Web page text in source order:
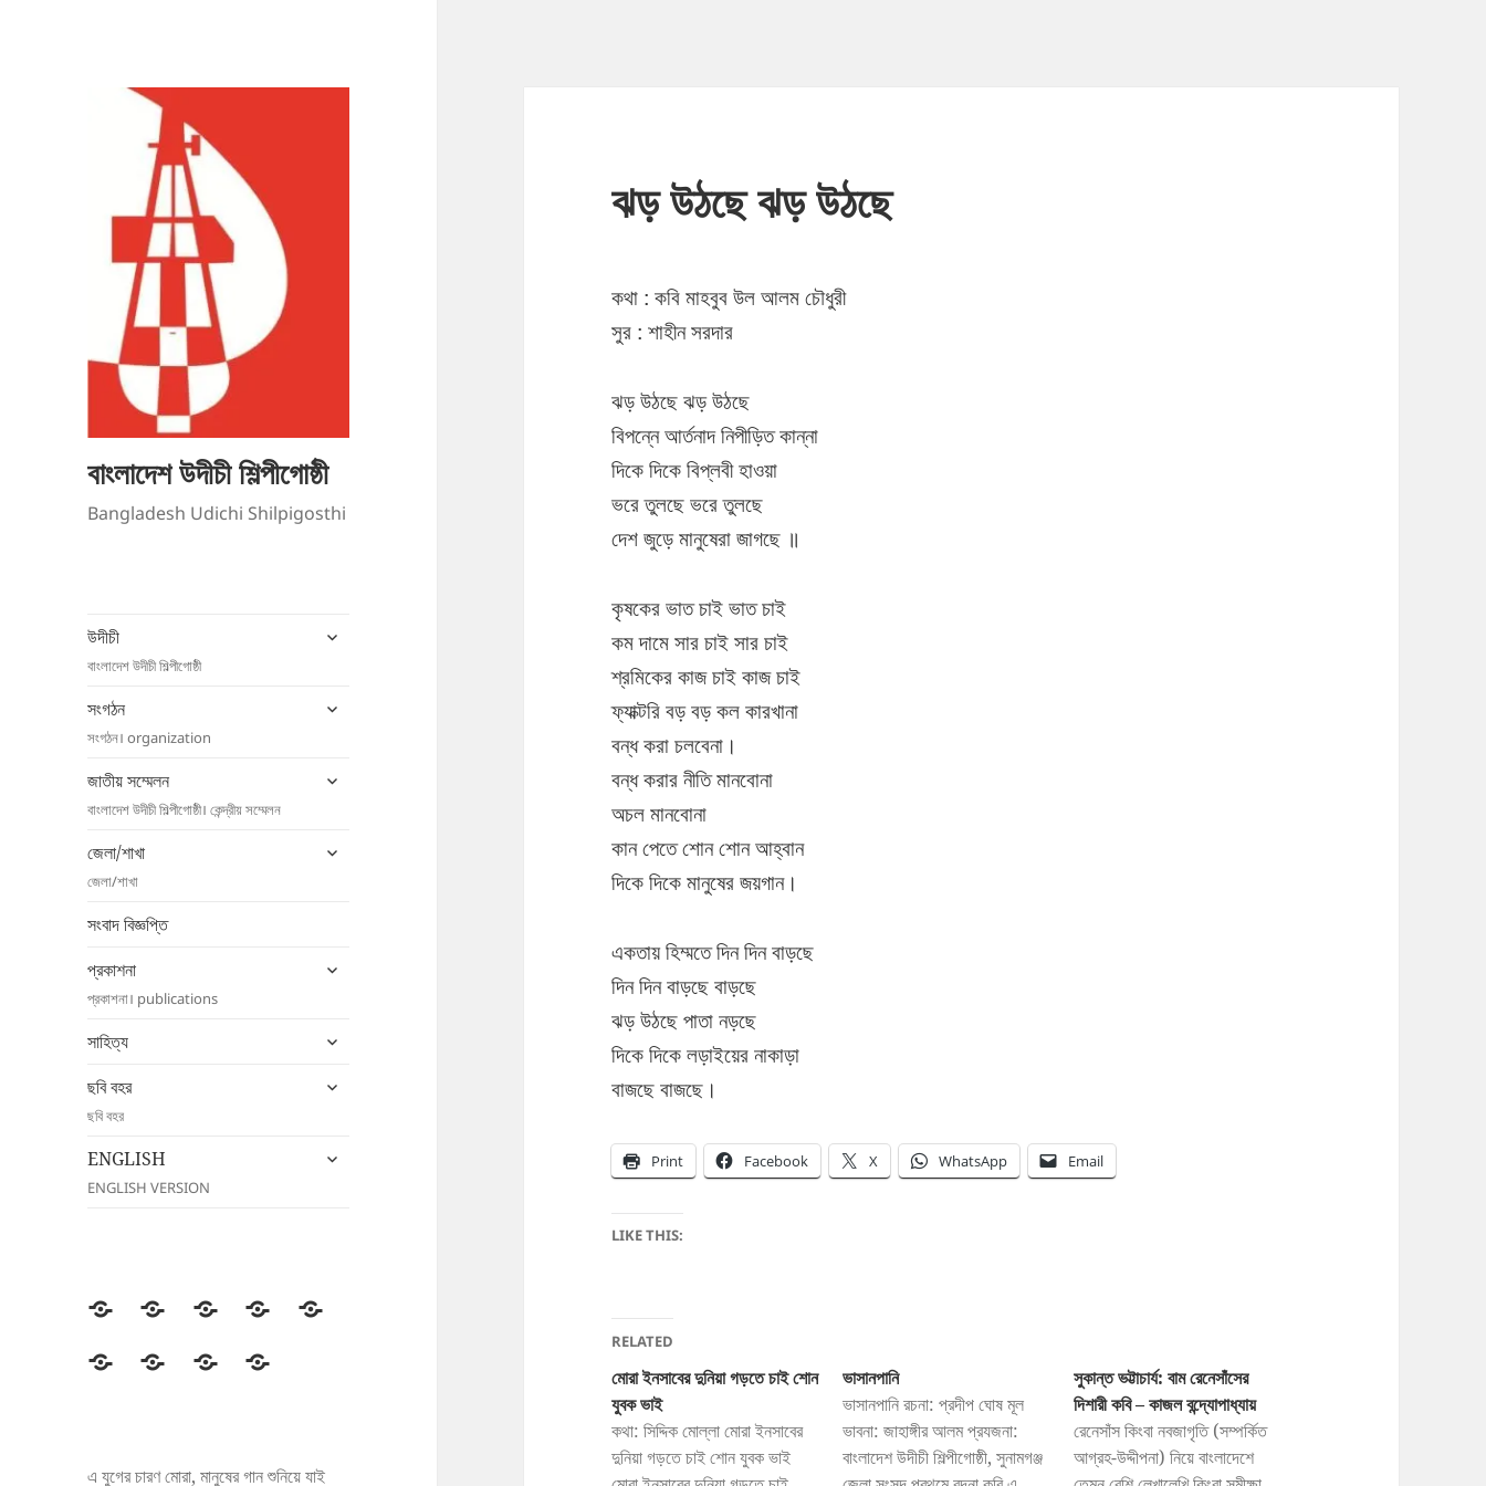
বাংলাদেশ উদীচী শিল্পীগোষ্ঠী
Bangladesh Udichi Shilpigosthi
উদীচী
বাংলাদেশ উদীচী শিল্পীগোষ্ঠী
expand
সংগঠন
সংগঠন। organization
expand
জাতীয় সম্মেলন
বাংলাদেশ উদীচী শিল্পীগোষ্ঠী। কেন্দ্রীয় সম্মেলন
expand
জেলা/শাখা
জেলা/শাখা
expand
সংবাদ বিজ্ঞপ্তি
প্রকাশনা
প্রকাশনা। publications
expand
সাহিত্য
expand
menu
ছবি বহর
ছবি বহর
expand
ENGLISH
ENGLISH VERSION
expand
উদীচী সংগঠন
জাতীয়
জেলা/
সংবাদ
প্রকাশনাসাহিত্য
ছবি
ENGLISH
এ যুগের চারণ মোরা, মানুষের গান শুনিয়ে যাই
ঝড় উঠছে ঝড় উঠছে
কথা : কবি মাহবুব উল আলম চৌধুরী
সুর : শাহীন সরদার
ঝড় উঠছে ঝড় উঠছে
বিপন্নে আর্তনাদ নিপীড়িত কান্না
দিকে দিকে বিপ্লবী হাওয়া
ভরে তুলছে ভরে তুলছে
দেশ জুড়ে মানুষেরা জাগছে ॥
কৃষকের ভাত চাই ভাত চাই
কম দামে সার চাই সার চাই
শ্রমিকের কাজ চাই কাজ চাই
ফ্যাক্টরি বড় বড় কল কারখানা
বন্ধ করা চলবেনা।
বন্ধ করার নীতি মানবোনা
অচল মানবোনা
কান পেতে শোন শোন আহ্বান
দিকে দিকে মানুষের জয়গান।
একতায় হিম্মতে দিন দিন বাড়ছে
দিন দিন বাড়ছে বাড়ছে
ঝড় উঠছে পাতা নড়ছে
দিকে দিকে লড়াইয়ের নাকাড়া
বাজছে বাজছে।
Print Facebook X WhatsApp Email
LIKE THIS:
RELATED
মোরা ইনসাবের দুনিয়া গড়তে চাই শোন
যুবক ভাই
কথা: সিদ্দিক মোল্লা মোরা ইনসাবের
দুনিয়া গড়তে চাই শোন যুবক ভাই
ভাসানপানি
ভাসানপানি রচনা: প্রদীপ ঘোষ মূল
ভাবনা: জাহাঙ্গীর আলম প্রযজনা:
বাংলাদেশ উদীচী শিল্পীগোষ্ঠী, সুনামগঞ্জ
সুকান্ত ভট্টাচার্য: বাম রেনেসাঁসের
দিশারী কবি – কাজল বন্দ্যোপাধ্যায়
রেনেসাঁস কিংবা নবজাগৃতি (সম্পর্কিত
আগ্রহ-উদ্দীপনা) নিয়ে বাংলাদেশে